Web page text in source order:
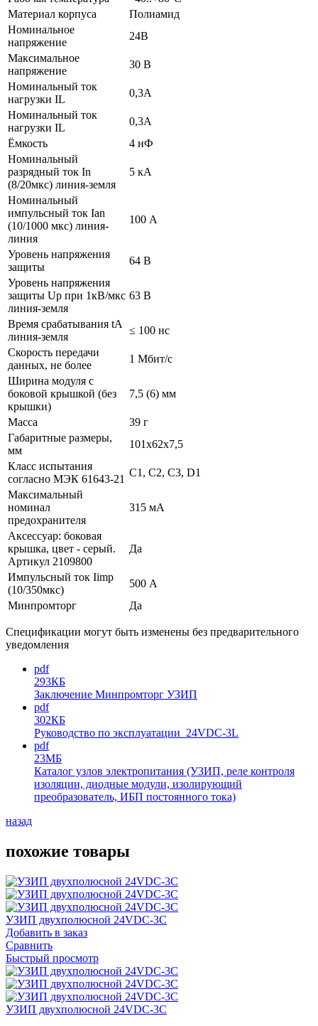
Материал корпуса
Полиамид
Номинальное
напряжение
24В
Максимальное
напряжение
30 В
Номинальный ток
нагрузки IL
0,3А
Номинальный ток
нагрузки IL
0,3А
Ёмкость
4 нФ
Номинальный
разрядный ток In
(8/20мкс) линия-земля
5 кА
Номинальный
импульсный ток Ian
(10/1000 мкс) линия-
линия
100 А
Уровень напряжения
защиты
64 В
Уровень напряжения
защиты Up при 1кВ/мкс
линия-земля
63 В
Время срабатывания tA
линия-земля
≤ 100 нс
Скорость передачи
данных, не более
1 Мбит/с
Ширина модуля с
боковой крышкой (без
крышки)
7,5 (6) мм
Масса
39 г
Габаритные размеры,
мм
101х62х7,5
Класс испытания
согласно МЭК 61643-21
C1, C2, C3, D1
Максимальный
номинал
предохранителя
315 мА
Аксессуар: боковая
крышка, цвет - серый.
Артикул 2109800
Да
Импульсный ток Iimp
(10/350мкс)
500 А
Минпромторг
Да
Спецификации могут быть изменены без предварительного
уведомления
pdf
293КБ
Заключение Минпромторг УЗИП
pdf
302КБ
Руководство по эксплуатации_24VDC-3L
pdf
23МБ
Каталог узлов электропитания (УЗИП, реле контроля
изоляции, диодные модули, изолирующий
преобразователь, ИБП постоянного тока)
назад
похожие товары
УЗИП двухполюсной 24VDC-3C
Добавить в заказ
Сравнить
Быстрый просмотр
УЗИП двухполюсной 24VDC-3C